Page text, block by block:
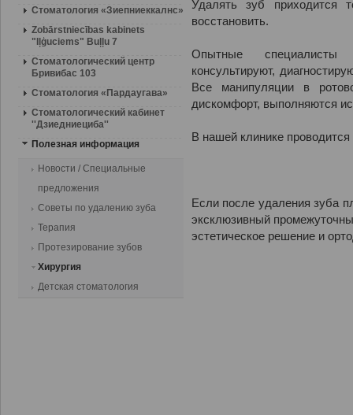
Стоматология «Зиепниеккалнс»
Zobārstniecības kabinets
"Iļģuciems" Buļļu 7
Стоматологический центр
Бривибас 103
Стоматология «Пардаугава»
Стоматологический кабинет
''Дзиедниециба''
Полезная информация
Новости / Специальные
предложения
Советы по удалению зуба
Терапия
Протезирование зубов
Хирургия
Детская стоматология
Удалять зуб приходится
восстановить.
Опытные специалисты
консультируют,
Все манипуляции в
дискомфорт, выполняются
В нашей клинике
Если после удаления зуба
эксклюзивный
эстетическое решение и